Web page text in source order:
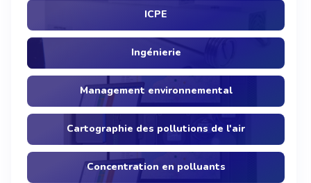
ICPE
Ingénierie
Management environnemental
Cartographie des pollutions de l'air
Concentration en polluants